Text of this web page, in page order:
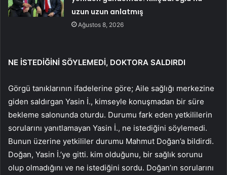
uzun uzun anlatmış
Ağustos 8, 2026
NE İSTEDİĞİNİ SÖYLEMEDİ, DOKTORA SALDIRDI
Görgü tanıklarının ifadelerine göre; Aile sağlığı merkezine
giden saldırgan Yasin İ., kimseyle konuşmadan bir süre
bekleme salonunda oturdu. Durumu fark eden yetkililerin
sorularını yanıtlamayan Yasin İ., ne istediğini söylemedi.
Bunun üzerine yetkililer durumu Mahmut Doğan’a bildirdi.
Doğan, Yasin İ.’ye gitti. kim olduğunu, bir sağlık sorunu
olup olmadığını ve ne istediğini sordu. Doğan’ın sorularını